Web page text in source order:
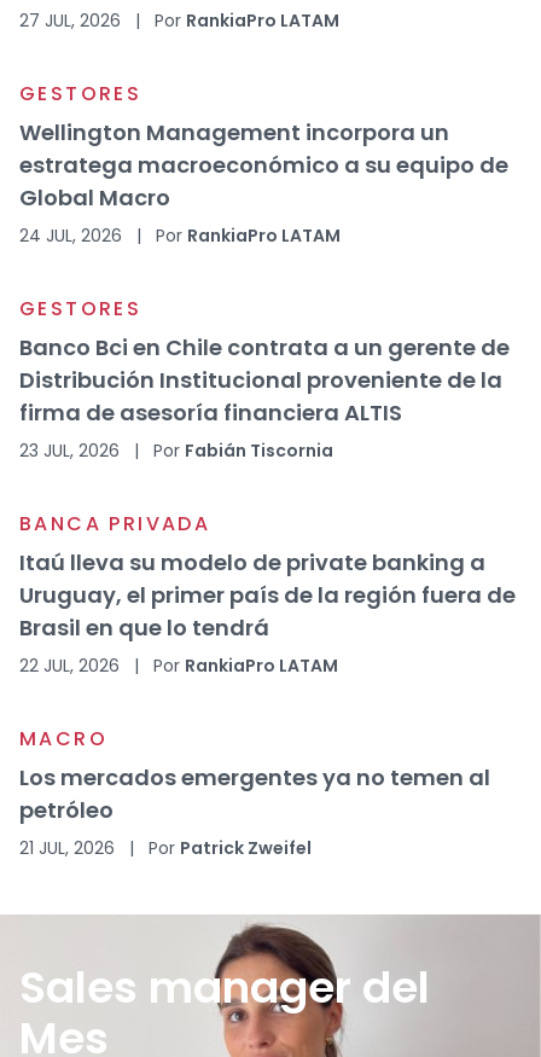
27 JUL, 2026 | Por RankiaPro LATAM
GESTORES
Wellington Management incorpora un
estratega macroeconómico a su equipo de
Global Macro
24 JUL, 2026 | Por RankiaPro LATAM
GESTORES
Banco Bci en Chile contrata a un gerente de
Distribución Institucional proveniente de la
firma de asesoría financiera ALTIS
23 JUL, 2026 | Por Fabián Tiscornia
BANCA PRIVADA
Itaú lleva su modelo de private banking a
Uruguay, el primer país de la región fuera de
Brasil en que lo tendrá
22 JUL, 2026 | Por RankiaPro LATAM
MACRO
Los mercados emergentes ya no temen al
petróleo
21 JUL, 2026 | Por Patrick Zweifel
Sales manager del
Mes